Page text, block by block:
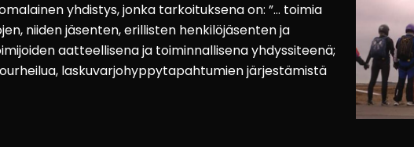
yhdistys, jonka tarkoituksena on: ”… toimia
niiden jäsenten, erillisten henkilöjäsenten ja
aatteellisena ja toiminnallisena yhdyssiteenä;
laskuvarjohyppytapahtumien järjestämistä